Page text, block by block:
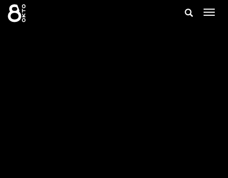
Zum
Inhalt
springen
Suche